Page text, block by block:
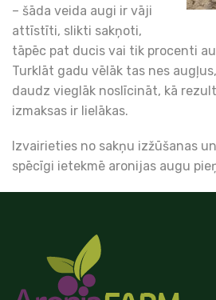
– šāda veida augi ir vāji
attīstīti, slikti sakņoti,
tāpēc pat ducis vai tik procenti
Turklāt gadu vēlāk tas nes
daudz vieglāk noslīcināt, kā
izmaksas ir lielākas.
Izvairieties no sakņu izžūšanas
spēcīgi ietekmē aronijas augu